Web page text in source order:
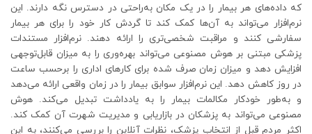
که داده‌های هر بیمار را در یک مکان به‌راحتی در دسترس نگه دارند. این
نرم‌افزار می‌تواند به آن‌ها کمک کند تا گردش کار خود را برای هر بیمار
سفارشی کنند و مراقبت شخصی‌تری را ارائه دهند. نرم‌افزار مستندات
پزشکی مبتنی بر هوش مصنوعی می‌تواند بهره‌وری را به میزان قابل‌توجهی
افزایش دهد و میزان زمان صرف شده برای کارهای اداری را برحسب ساعت
در روز کاهش دهد. این نرم‌افزار سوابق بیمار را در زمان واقعی ارائه می‌دهد
و به‌طور خودکار مکالمات بیمار را به یادداشت تبدیل می‌کند. هوش
مصنوعی می‌تواند به پزشکان در بازاریابی و مدیریت شهرت آن کمک کند.
اکثر مردم قبل از انتخاب پزشک، نظرات آنلاین را بررسی می‌کنند، به این